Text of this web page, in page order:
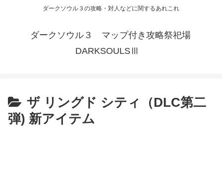
ダークソウル３の攻略・対人などに関するあれこれ
ダークソウル３ マップ付き攻略祭祀場
DARKSOULSⅢ
ザ リングド シティ（DLC第二
弾) 新アイテム